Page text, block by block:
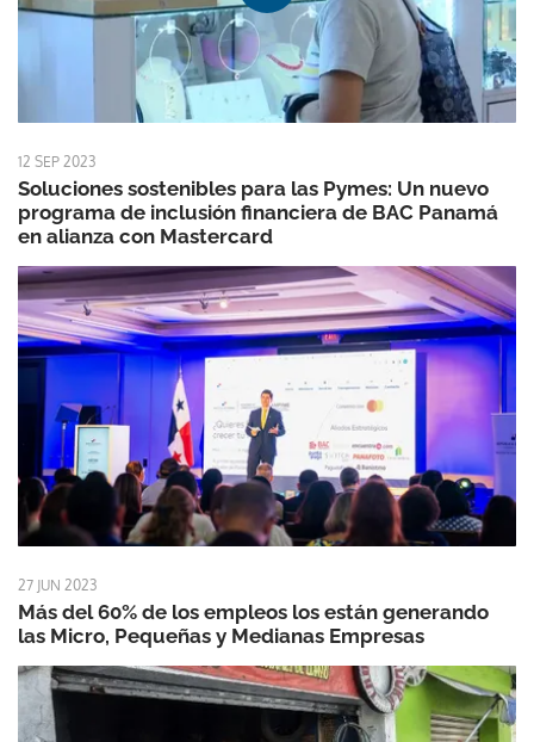
12 SEP 2023
Soluciones sostenibles para las Pymes: Un nuevo
programa de inclusión financiera de BAC Panamá
en alianza con Mastercard
27 JUN 2023
Más del 60% de los empleos los están generando
las Micro, Pequeñas y Medianas Empresas